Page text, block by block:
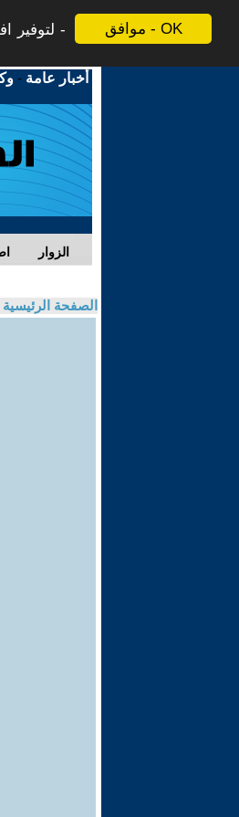
موافق - OK
لتوفير
أخبار عامة -
الزوار
الصفحة الرئيسية